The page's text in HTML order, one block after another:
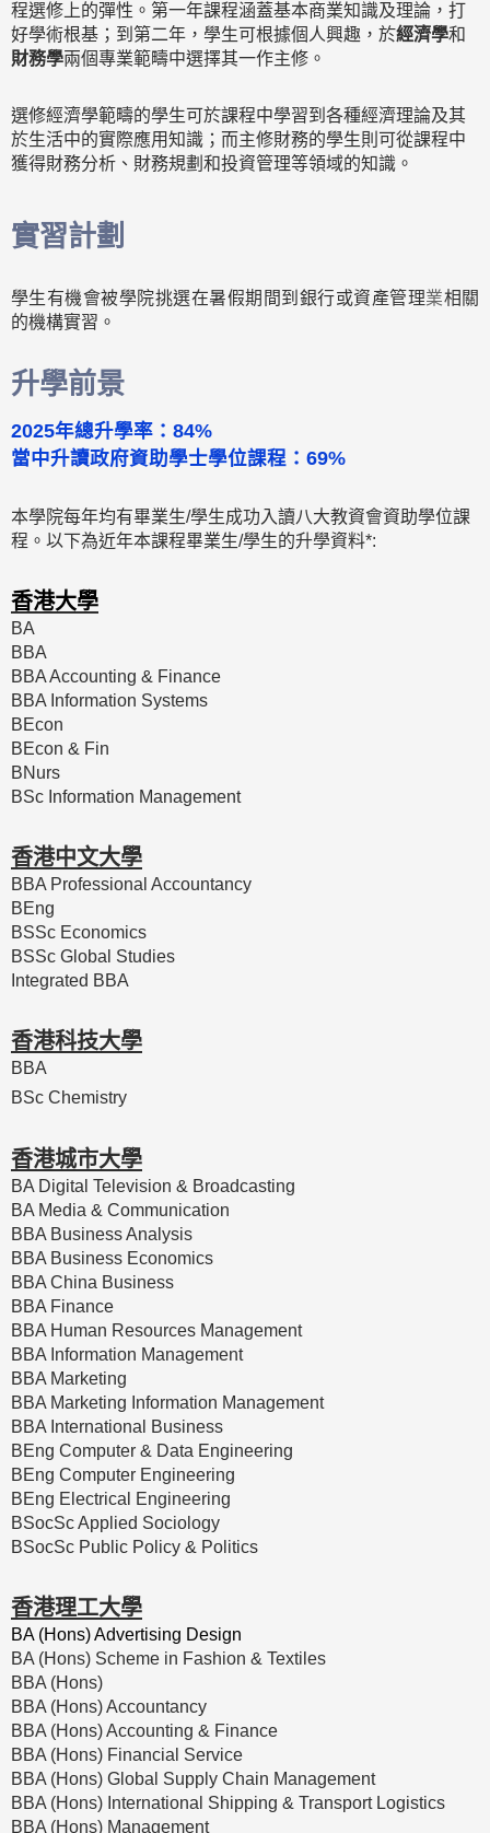
程選修上的彈性。第一年課程涵蓋基本商業知識及理論，打
好學術根基；到第二年，學生可根據個人興趣，於經濟學和
財務學兩個專業範疇中選擇其一作主修。
選修經濟學範疇的學生可於課程中學習到各種經濟理論及其
於生活中的實際應用知識；而主修財務的學生則可從課程中
獲得財務分析、財務規劃和投資管理等領域的知識。
實習計劃
學生有機會被學院挑選在暑假期間到銀行或資產管理業相關
的機構實習。
升學前景
2025年總升學率：84%
當中升讀政府資助學士學位課程：69%
本學院每年均有畢業生/學生成功入讀八大教資會資助學位課
程。以下為近年本課程畢業生/學生的升學資料*:
香港大學
BA
BBA
BBA Accounting & Finance
BBA Information Systems
BEcon
BEcon & Fin
BNurs
BSc Information Management
香港中文大學
BBA Professional Accountancy
BEng
BSSc Economics
BSSc Global Studies
Integrated BBA
香港科技大學
BBA
BSc Chemistry
香港城市大學
BA Digital Television & Broadcasting
BA Media & Communication
BBA Business Analysis
BBA Business Economics
BBA China Business
BBA Finance
BBA Human Resources Management
BBA Information Management
BBA Marketing
BBA Marketing Information Management
BBA International Business
BEng Computer & Data Engineering
BEng Computer Engineering
BEng Electrical Engineering
BSocSc Applied Sociology
BSocSc Public Policy & Politics
香港理工大學
BA (Hons) Advertising Design
BA (Hons) Scheme in Fashion & Textiles
BBA (Hons)
BBA (Hons) Accountancy
BBA (Hons) Accounting & Finance
BBA (Hons) Financial Service
BBA (Hons) Global Supply Chain Management
BBA (Hons) International Shipping & Transport Logistics
BBA (Hons) Management